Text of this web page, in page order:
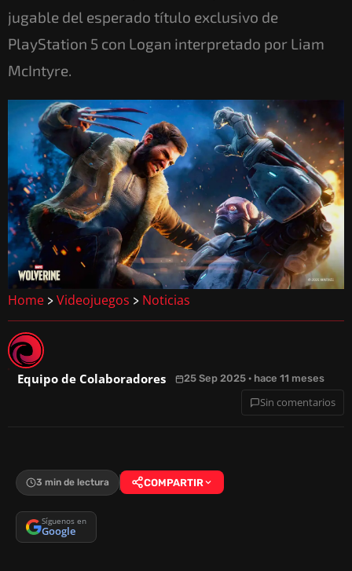
jugable del esperado título exclusivo de
PlayStation 5 con Logan interpretado por Liam
McIntyre.
Home > Videojuegos > Noticias
Equipo de Colaboradores 25 Sep 2025 · hace 11 meses
Sin comentarios
3 min de lectura COMPARTIR
Síguenos en
Google